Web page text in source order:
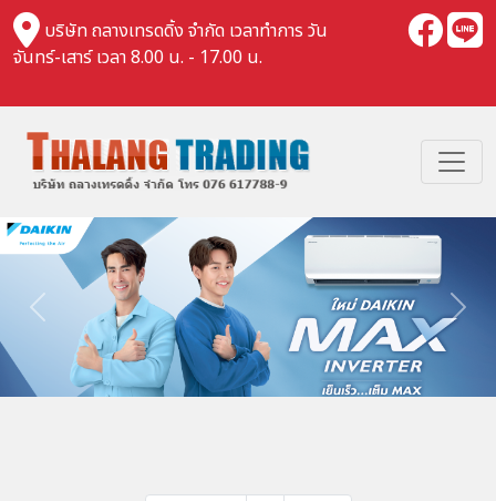
บริษัท ถลางเทรดดิ้ง จำกัด เวลาทำการ วัน
จันทร์-เสาร์ เวลา 8.00 น. - 17.00 น.
Previous Next